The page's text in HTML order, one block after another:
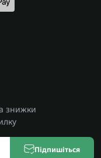
знижки
Підпишіться